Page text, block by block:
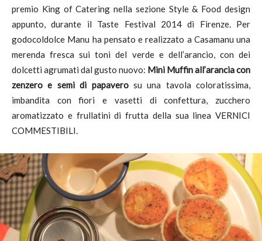
premio King of Catering nella sezione Style & Food design
appunto, durante il Taste Festival 2014 di Firenze. Per
godocoldolce Manu ha pensato e realizzato a Casamanu una
merenda fresca sui toni del verde e dell’arancio, con dei
dolcetti agrumati dal gusto nuovo: Mini Muffin all’arancia con
zenzero e semi di papavero su una tavola coloratissima,
imbandita con fiori e vasetti di confettura, zucchero
aromatizzato e frullatini di frutta della sua linea VERNICI
COMMESTIBILI.